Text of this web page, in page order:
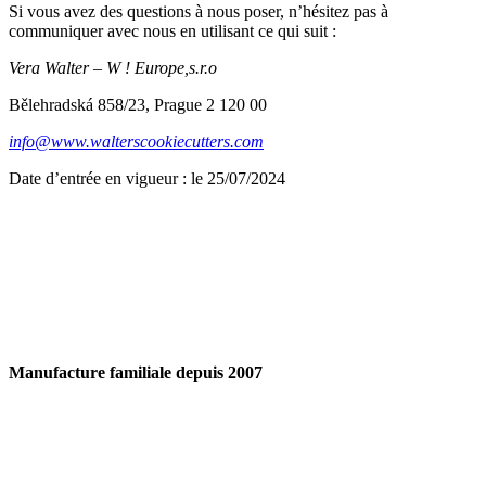
Si vous avez des questions à nous poser, n’hésitez pas à
communiquer avec nous en utilisant ce qui suit :
Vera Walter – W ! Europe,s.r.o
Bělehradská 858/23, Prague 2 120 00
info@www.walterscookiecutters.com
Date d’entrée en vigueur : le 25/07/2024
Manufacture familiale depuis 2007